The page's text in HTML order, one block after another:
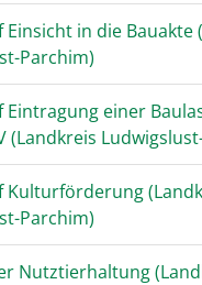
Einsicht in die Bauakte
Parchim)
Eintragung einer
(Landkreis
Kulturförderung
Parchim)
Nutztierhaltung